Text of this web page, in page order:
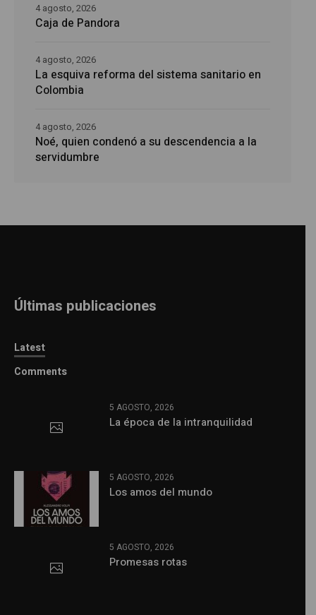
Caja de Pandora
4 agosto, 2026
La esquiva reforma del sistema sanitario en
Colombia
4 agosto, 2026
Noé, quien condenó a su descendencia a la
servidumbre
4 agosto, 2026
Últimas publicaciones
Latest
Comments
5 AGOSTO, 2026
La época de la intranquilidad
5 AGOSTO, 2026
Los amos del mundo
5 AGOSTO, 2026
Promesas rotas